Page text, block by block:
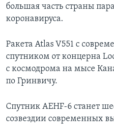
большая часть страны
коронавируса.
Ракета Atlas V551 с
спутником от концерна
с космодрома на мысе
по Гринвичу.
Спутник AEHF-6 станет
созвездии современных